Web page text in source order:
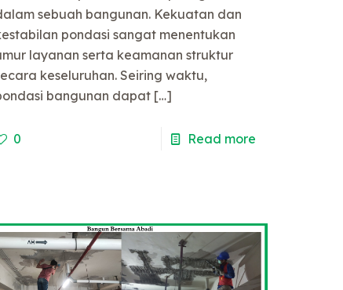
sebuah bangunan. Kekuatan dan
pondasi sangat menentukan
layanan serta keamanan struktur
keseluruhan. Seiring waktu,
bangunan dapat[…]
0 Read more